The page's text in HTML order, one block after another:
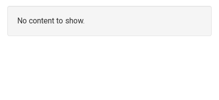
No content to show.